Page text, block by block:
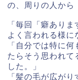
の、周りの人から
「毎回「癖あり
よく言われる様に
「自分では特に
たらそう思われて
した。」
「髪の毛が広が